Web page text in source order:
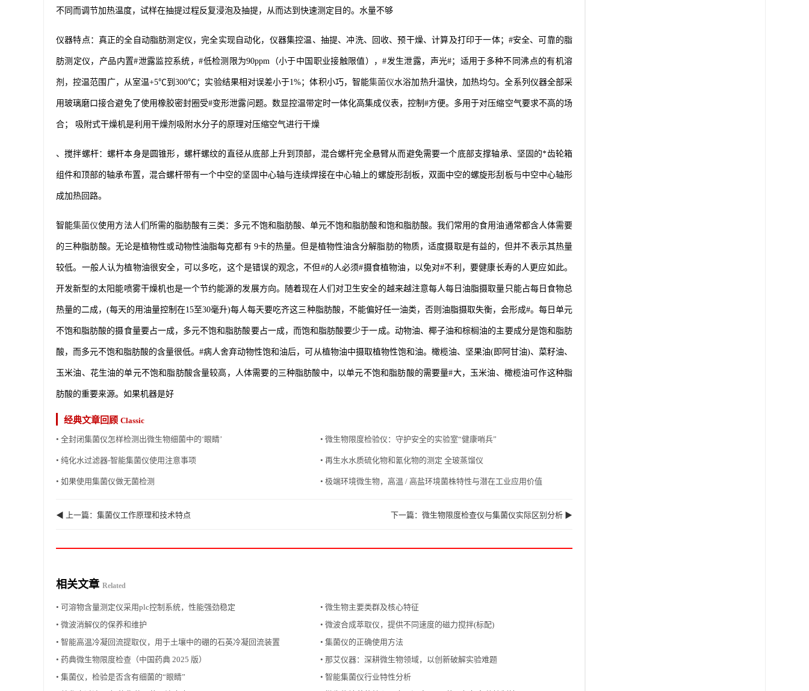
不同而调节加热温度，试样在抽提过程反复浸泡及抽提，从而达到快速测定目的。水量不够
仪器特点：真正的全自动脂肪测定仪，完全实现自动化，仪器集控温、抽提、冲洗、回收、预干燥、计算及打印于一体；#安全、可靠的脂
肪测定仪，产品内置#泄露监控系统，#低检测限为90ppm（小于中国职业接触限值），#发生泄露，声光#；适用于多种不同沸点的有机溶
剂，控温范围广，从室温+5℃到300℃；实验结果相对误差小于1%；体积小巧，智能集菌仪水浴加热升温快，加热均匀。全系列仪器全部采
用玻璃磨口接合避免了使用橡胶密封圈受#变形泄露问题。数显控温带定时一体化高集成仪表，控制#方便。多用于对压缩空气要求不高的场
合； 吸附式干燥机是利用干燥剂吸附水分子的原理对压缩空气进行干燥
、搅拌螺杆：螺杆本身是圆锥形，螺杆螺纹的直径从底部上升到顶部，混合螺杆完全悬臂从而避免需要一个底部支撑轴承、坚固的*齿轮箱
组件和顶部的轴承布置，混合螺杆带有一个中空的坚固中心轴与连续焊接在中心轴上的螺旋形刮板，双面中空的螺旋形刮板与中空中心轴形
成加热回路。
智能集菌仪使用方法人们所需的脂肪酸有三类：多元不饱和脂肪酸、单元不饱和脂肪酸和饱和脂肪酸。我们常用的食用油通常都含人体需要
的三种脂肪酸。无论是植物性或动物性油脂每克都有 9卡的热量。但是植物性油含分解脂肪的物质，适度摄取是有益的，但并不表示其热量
较低。一般人认为植物油很安全，可以多吃，这个是错误的观念，不但#的人必须#摄食植物油，以免对#不利，要健康长寿的人更应如此。
开发新型的太阳能喷雾干燥机也是一个节约能源的发展方向。随着现在人们对卫生安全的越来越注意每人每日油脂摄取量只能占每日食物总
热量的二成，(每天的用油量控制在15至30毫升)每人每天要吃齐这三种脂肪酸，不能偏好任一油类，否则油脂摄取失衡，会形成#。每日单元
不饱和脂肪酸的摄食量要占一成，多元不饱和脂肪酸要占一成，而饱和脂肪酸要少于一成。动物油、椰子油和棕榈油的主要成分是饱和脂肪
酸，而多元不饱和脂肪酸的含量很低。#病人舍弃动物性饱和油后，可从植物油中摄取植物性饱和油。橄榄油、坚果油(即阿甘油)、菜籽油、
玉米油、花生油的单元不饱和脂肪酸含量较高，人体需要的三种脂肪酸中，以单元不饱和脂肪酸的需要量#大，玉米油、橄榄油可作这种脂
肪酸的重要来源。如果机器是好
经典文章回顾 Classic
• 全封闭集菌仪怎样检测出微生物细菌中的‘眼睛’ • 微生物限度检验仪：守护安全的实验室“健康哨兵”
• 纯化水过滤器-智能集菌仪使用注意事项 • 再生水水质硫化物和氰化物的测定 全玻蒸馏仪
• 如果使用集菌仪做无菌检测 • 极端环境微生物，高温 / 高盐环境菌株特性与潜在工业应用价值
◀ 上一篇：集菌仪工作原理和技术特点 下一篇：微生物限度检查仪与集菌仪实际区别分析 ▶
相关文章 Related
• 可溶物含量测定仪采用plc控制系统，性能强劲稳定
• 微生物主要类群及核心特征
• 微波消解仪的保养和维护
• 微波合成萃取仪，提供不同速度的磁力搅拌(标配)
• 智能高温冷凝回流提取仪，用于土壤中的硼的石英冷凝回流装置
• 集菌仪的正确使用方法
• 药典微生物限度检查（中国药典 2025 版）
• 那艾仪器：深耕微生物领域，以创新破解实验难题
• 集菌仪，检验是否含有细菌的“眼睛”
• 智能集菌仪行业特性分析